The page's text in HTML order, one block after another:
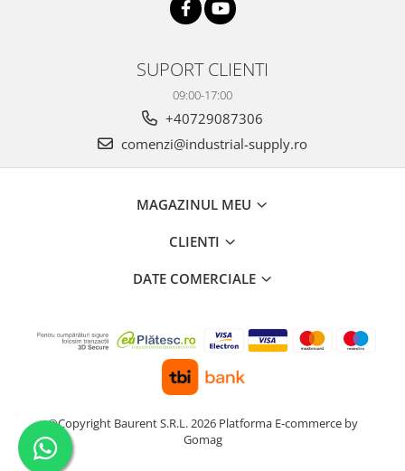
SUPORT CLIENTI
09:00-17:00
+40729087306
comenzi@industrial-supply.ro
MAGAZINUL MEU
CLIENTI
DATE COMERCIALE
©Copyright Baurent S.R.L. 2026 Platforma E-commerce by
Gomag